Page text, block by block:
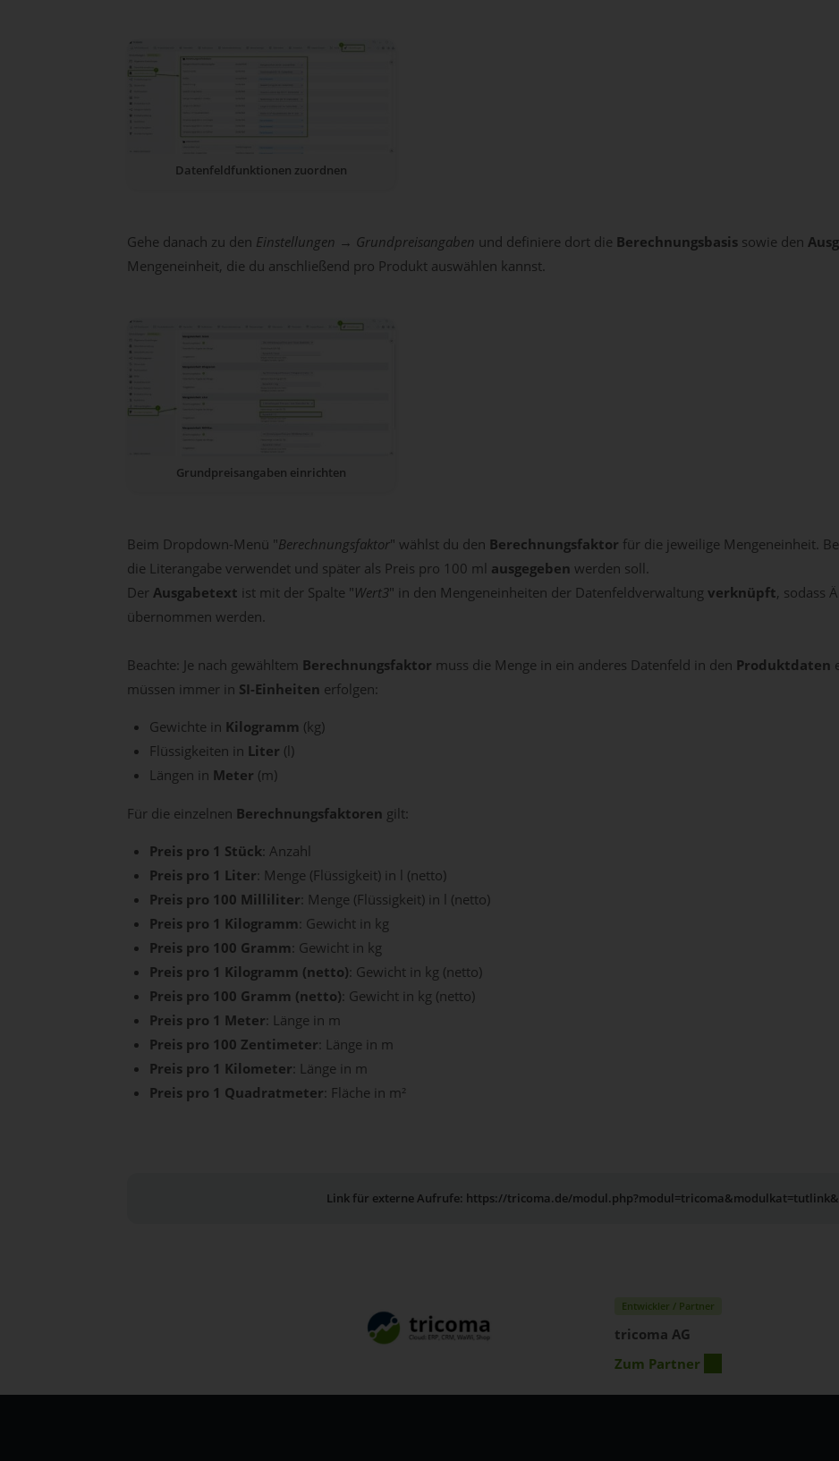
Datenfeldfunktionen zuordnen
Gehe danach zu den Einstellungen → Grundpreisangaben und definiere dort die Berechnungsbasis sowie den
Mengeneinheit, die du anschließend pro Produkt auswählen kannst.
Grundpreisangaben einrichten
Beim Dropdown-Menü "Berechnungsfaktor" wählst du den Berechnungsfaktor für die jeweilige Mengeneinheit.
die Literangabe verwendet und später als Preis pro 100 ml ausgegeben werden soll.
Der Ausgabetext ist mit der Spalte "Wert3" in den Mengeneinheiten der Datenfeldverwaltung verknüpft, sodass
übernommen werden.
Beachte: Je nach gewähltem Berechnungsfaktor muss die Menge in ein anderes Datenfeld in den Produktdaten
müssen immer in SI-Einheiten erfolgen:
Gewichte in Kilogramm (kg)
Flüssigkeiten in Liter (l)
Längen in Meter (m)
Für die einzelnen Berechnungsfaktoren gilt:
Preis pro 1 Stück: Anzahl
Preis pro 1 Liter: Menge (Flüssigkeit) in l (netto)
Preis pro 100 Milliliter: Menge (Flüssigkeit) in l (netto)
Preis pro 1 Kilogramm: Gewicht in kg
Preis pro 100 Gramm: Gewicht in kg
Preis pro 1 Kilogramm (netto): Gewicht in kg (netto)
Preis pro 100 Gramm (netto): Gewicht in kg (netto)
Preis pro 1 Meter: Länge in m
Preis pro 100 Zentimeter: Länge in m
Preis pro 1 Kilometer: Länge in m
Preis pro 1 Quadratmeter: Fläche in m²
Link für externe Aufrufe: https://tricoma.de/
Entwickler / Partner
tricoma AG
Zum Partner